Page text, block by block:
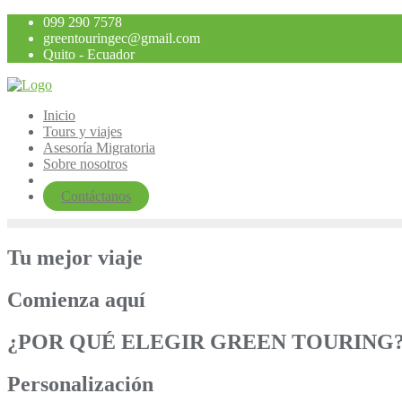
Saltar
contenido
099 290 7578
greentouringec@gmail.com
Quito - Ecuador
Inicio
Tours y viajes
Asesoría Migratoria
Sobre nosotros
Contáctanos
Tu mejor viaje
Comienza aquí
¿POR QUÉ ELEGIR GREEN
Personalización